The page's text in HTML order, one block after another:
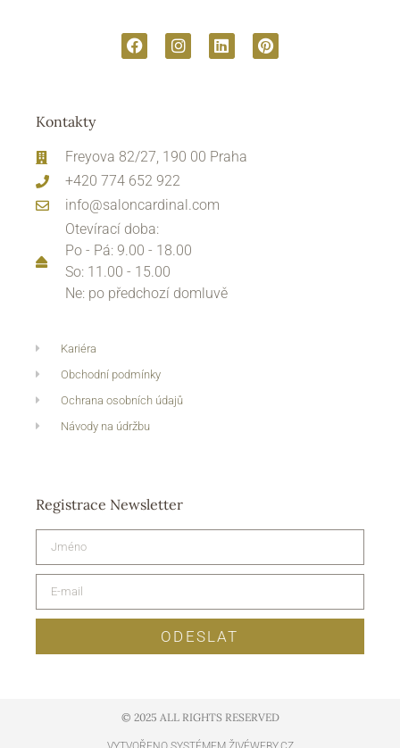
Kontakty
Freyova 82/27, 190 00 Praha
+420 774 652 922
info@saloncardinal.com
Otevírací doba:
Po - Pá: 9.00 - 18.00
So: 11.00 - 15.00
Ne: po předchozí domluvě
Kariéra
Obchodní podmínky
Ochrana osobních údajů
Návody na údržbu
Registrace Newsletter
ODESLAT
© 2025 ALL RIGHTS RESERVED​